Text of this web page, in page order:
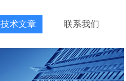
技术文章 联系我们